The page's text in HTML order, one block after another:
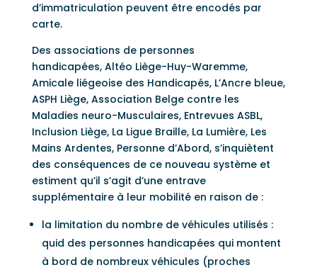
d’immatriculation peuvent être encodés par
carte.
Des associations de personnes
handicapées, Altéo Liège-Huy-Waremme,
Amicale liégeoise des Handicapés, L’Ancre bleue,
ASPH Liège, Association Belge contre les
Maladies neuro-Musculaires, Entrevues ASBL,
Inclusion Liège, La Ligue Braille, La Lumière, Les
Mains Ardentes, Personne d’Abord, s’inquiètent
des conséquences de ce nouveau système et
estiment qu’il s’agit d’une entrave
supplémentaire à leur mobilité en raison de :
la limitation du nombre de véhicules utilisés :
quid des personnes handicapées qui montent
à bord de nombreux véhicules (proches